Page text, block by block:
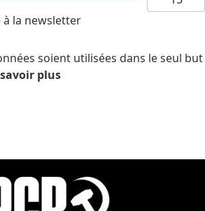
à la newsletter
soient utilisées dans le seul but
plus